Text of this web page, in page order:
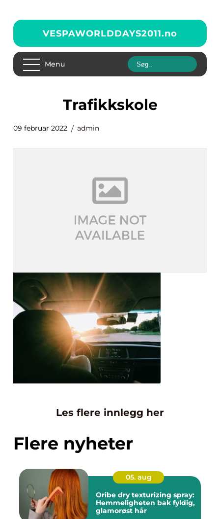
VESPAWORLDDAYS2011.no
Menu
Trafikkskole
09 februar 2022 admin
Les flere innlegg her
Flere nyheter
05. aug
Oribe dry texturizing spray:
Hemmeligheten bak fyldig,
glamorøst hår